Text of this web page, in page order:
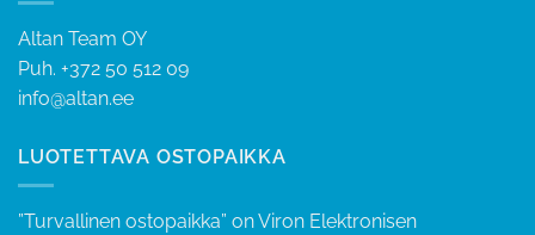
Altan Team OY
Puh. +372 50 512 09
info@altan.ee
LUOTETTAVA OSTOPAIKKA
”Turvallinen ostopaikka” on Viron Elektronisen